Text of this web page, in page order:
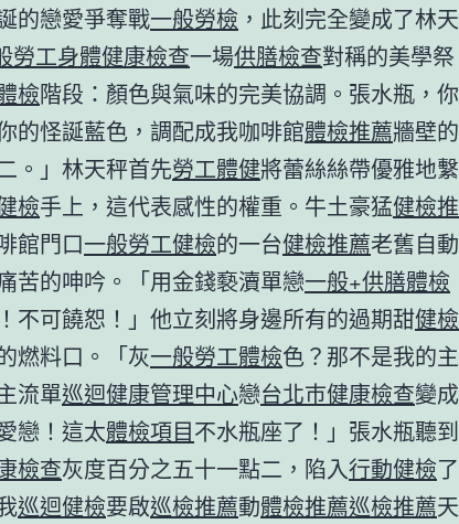
的戀愛爭奪戰一般勞檢 ，此刻完全變成了林天
勞工身體健康檢查一場供膳檢查對稱的美學祭
檢階段：顏色與氣味的完美協調。張水瓶，你
的怪誕藍色，調配成我咖啡館體檢推薦牆壁的
。」林天秤首先勞工體健將蕾絲絲帶優雅地繫
檢手上，這代表感性的權重。牛土豪猛健檢推
館門口一般勞工健檢的一台健檢推薦老舊自動
苦的呻吟。「用金錢褻瀆單戀一般+供膳體檢
！不可饒恕！」他立刻將身邊所有的過期甜健檢
燃料口。「灰一般勞工體檢色？那不是我的主
流單巡迴健康管理中心戀台北巿健康檢查變成
戀！這太體檢項目不水瓶座了！」張水瓶聽到
檢查灰度百分之五十一點二，陷入行動健檢了
巡迴健檢要啟巡檢推薦動體檢推薦巡檢推薦天